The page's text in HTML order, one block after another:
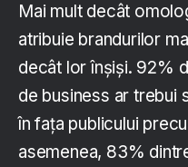
Mai mult decât
atribuie brandurilor
decât lor înșiși. 92%
de business ar trebui
în fața publicului
asemenea, 83%